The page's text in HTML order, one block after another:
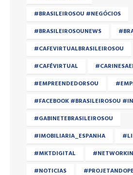
#BRASILEIROSOU #NEGÓCIOS
#BRASILEIROSOUNEWS
#CAFEVIRTUALBRASILEIROSOU
#CAFÉVIRTUAL
#EMPREENDEDORSOU
#FACEBOOK #BRASILEIROSOU
#GABINETEBRASILEIROSOU
#IMOBILIARIA_ESPANHA
#MKTDIGITAL
#NOTICIAS